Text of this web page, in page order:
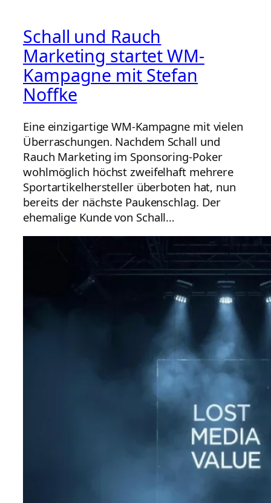
Schall und Rauch
Marketing startet WM-
Kampagne mit Stefan
Noffke
Eine einzigartige WM-Kampagne mit vielen
Überraschungen. Nachdem Schall und
Rauch Marketing im Sponsoring-Poker
wohlmöglich höchst zweifelhaft mehrere
Sportartikelhersteller überboten hat, nun
bereits der nächste Paukenschlag. Der
ehemalige Kunde von Schall…